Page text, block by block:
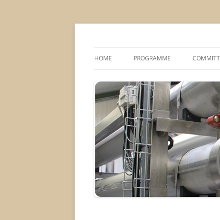
HOME PROGRAMME
POSTER SESSIONS
COMPANY VISITS